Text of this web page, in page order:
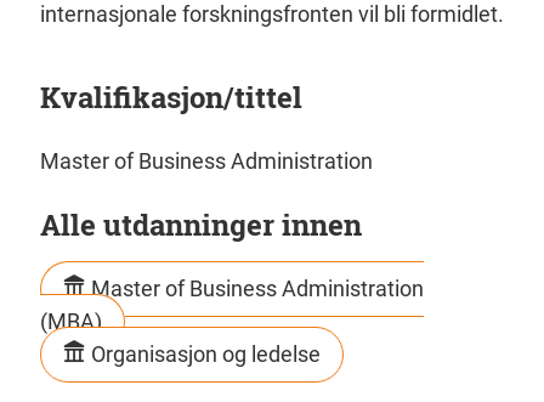
internasjonale forskningsfronten vil bli formidlet.
Kvalifikasjon/tittel
Master of Business Administration
Alle utdanninger innen
Master of Business Administration
(MBA)
Organisasjon og ledelse